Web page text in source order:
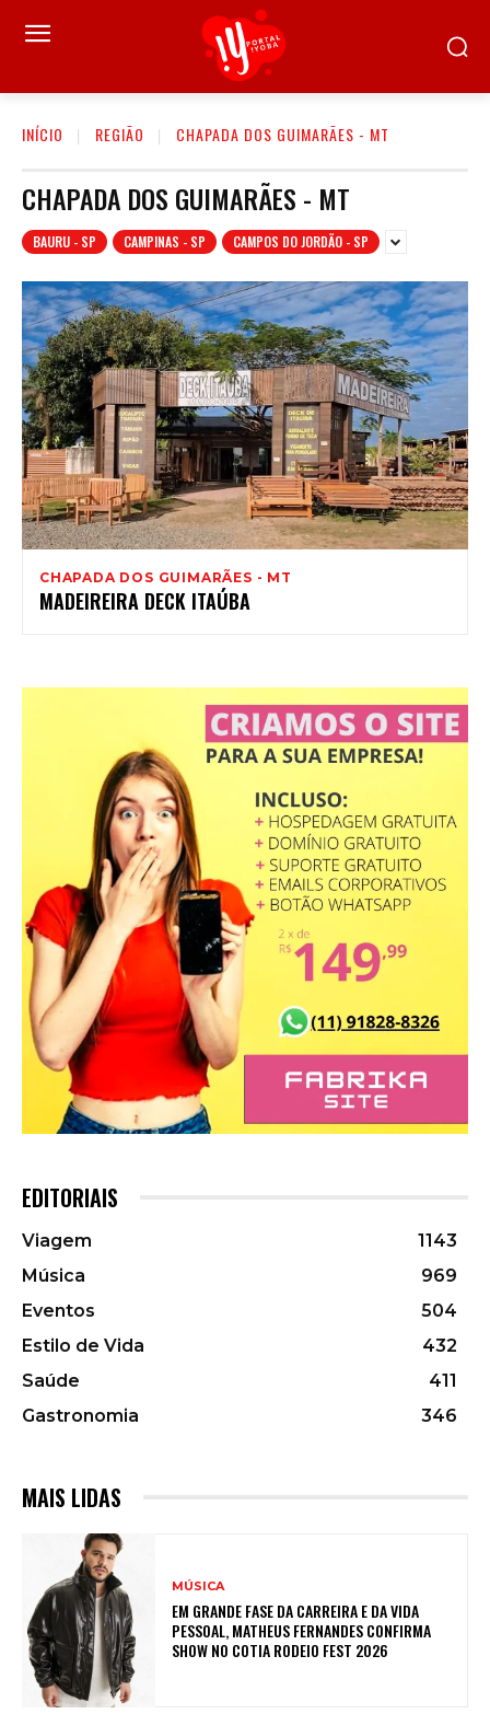
INÍCIO REGIÃO CHAPADA DOS GUIMARÃES - MT
CHAPADA DOS GUIMARÃES - MT
BAURU - SP CAMPINAS - SP CAMPOS DO JORDÃO - SP
CHAPADA DOS GUIMARÃES - MT
MADEIREIRA DECK ITAÚBA
EDITORIAIS
Viagem
1143
Música
969
Eventos
504
Estilo de Vida
432
Saúde
411
Gastronomia
346
MAIS LIDAS
MÚSICA
EM GRANDE FASE DA CARREIRA E DA VIDA
PESSOAL, MATHEUS FERNANDES CONFIRMA
SHOW NO COTIA RODEIO FEST 2026